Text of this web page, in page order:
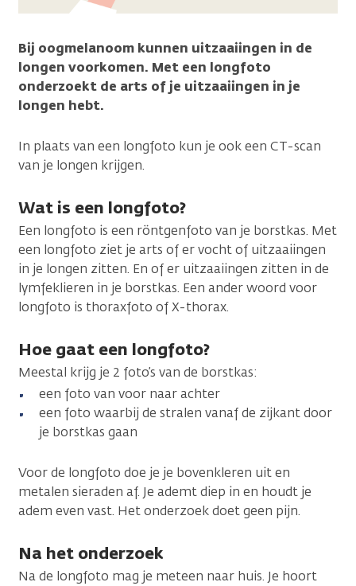
Bij oogmelanoom kunnen uitzaaiingen in de
longen voorkomen. Met een longfoto
onderzoekt de arts of je uitzaaiingen in je
longen hebt.
In plaats van een longfoto kun je ook een CT-scan
van je longen krijgen.
Wat is een longfoto?
Een longfoto is een röntgenfoto van je borstkas. Met
een longfoto ziet je arts of er vocht of uitzaaiingen
in je longen zitten. En of er uitzaaiingen zitten in de
lymfeklieren in je borstkas. Een ander woord voor
longfoto is thoraxfoto of X-thorax.
Hoe gaat een longfoto?
Meestal krijg je 2 foto’s van de borstkas:
een foto van voor naar achter
een foto waarbij de stralen vanaf de zijkant door
je borstkas gaan
Voor de longfoto doe je je bovenkleren uit en
metalen sieraden af. Je ademt diep in en houdt je
adem even vast. Het onderzoek doet geen pijn.
Na het onderzoek
Na de longfoto mag je meteen naar huis. Je hoort